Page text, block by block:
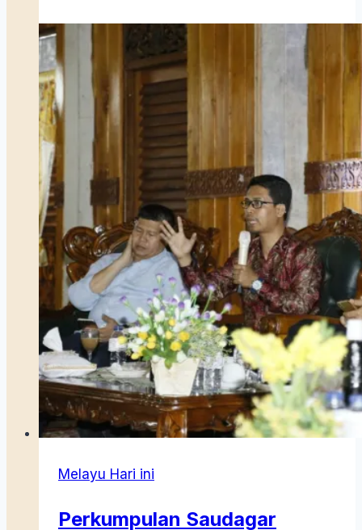
Makyong
Melayu Hari ini
Perkumpulan Saudagar